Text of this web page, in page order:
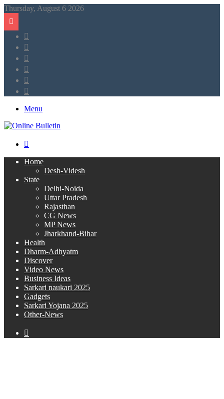
Thursday, August 6 2026
Menu
Home
Desh-Videsh
State
Delhi-Noida
Uttar Pradesh
Rajasthan
CG News
MP News
Jharkhand-Bihar
Health
Dharm-Adhyatm
Discover
Video News
Business Ideas
Sarkari naukari 2025
Gadgets
Sarkari Yojana 2025
Other-News
for